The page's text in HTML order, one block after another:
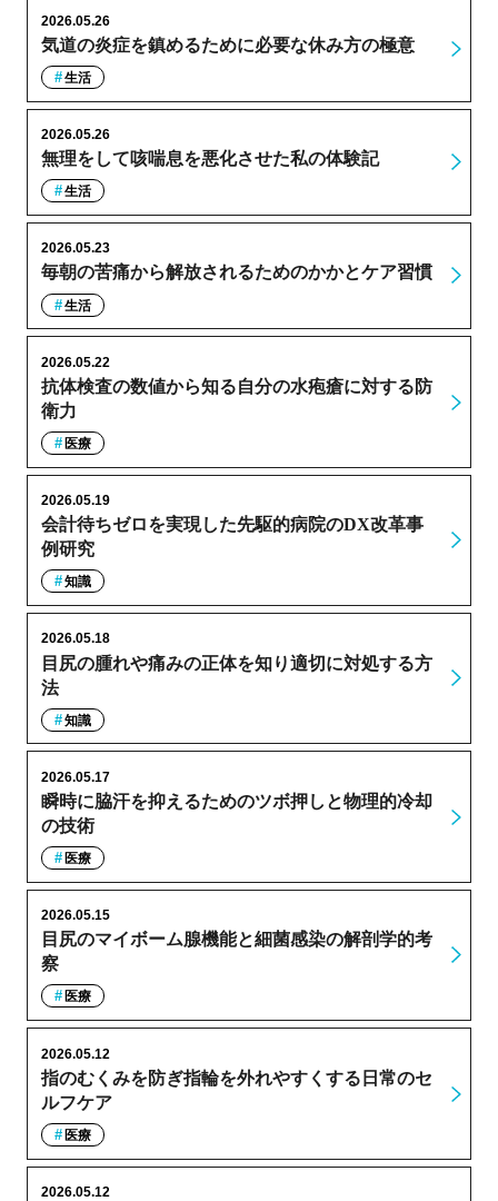
気道の炎症を鎮めるために必要な休み方の極意
2026.05.26
生活
無理をして咳喘息を悪化させた私の体験記
2026.05.26
生活
毎朝の苦痛から解放されるためのかかとケア習慣
2026.05.23
生活
抗体検査の数値から知る自分の水疱瘡に対する防
衛力
2026.05.22
医療
会計待ちゼロを実現した先駆的病院のDX改革事
例研究
2026.05.19
知識
目尻の腫れや痛みの正体を知り適切に対処する方
法
2026.05.18
知識
瞬時に脇汗を抑えるためのツボ押しと物理的冷却
の技術
2026.05.17
医療
目尻のマイボーム腺機能と細菌感染の解剖学的考
察
2026.05.15
医療
指のむくみを防ぎ指輪を外れやすくする日常のセ
ルフケア
2026.05.12
医療
2026.05.12